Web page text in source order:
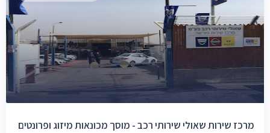
מרכז שירות שאולי שירותי רכב - מוסך מכונאות מיזוג ופרונטים